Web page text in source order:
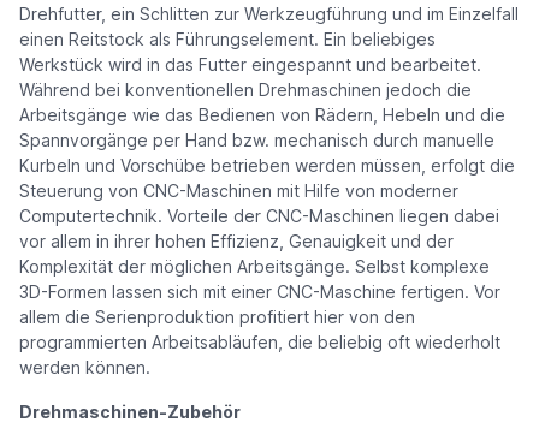
Drehfutter, ein Schlitten zur Werkzeugführung und im Einzelfall
einen Reitstock als Führungselement. Ein beliebiges
Werkstück wird in das Futter eingespannt und bearbeitet.
Während bei konventionellen Drehmaschinen jedoch die
Arbeitsgänge wie das Bedienen von Rädern, Hebeln und die
Spannvorgänge per Hand bzw. mechanisch durch manuelle
Kurbeln und Vorschübe betrieben werden müssen, erfolgt die
Steuerung von CNC-Maschinen mit Hilfe von moderner
Computertechnik. Vorteile der CNC-Maschinen liegen dabei
vor allem in ihrer hohen Effizienz, Genauigkeit und der
Komplexität der möglichen Arbeitsgänge. Selbst komplexe
3D-Formen lassen sich mit einer CNC-Maschine fertigen. Vor
allem die Serienproduktion profitiert hier von den
programmierten Arbeitsabläufen, die beliebig oft wiederholt
werden können.
Drehmaschinen-Zubehör